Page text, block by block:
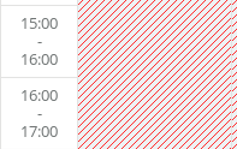
15:00
-
16:00
16:00
-
17:00